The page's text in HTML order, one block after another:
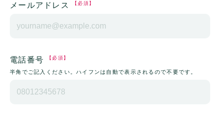
メールアドレス 【必須】
電話番号 【必須】
半角でご記入ください。ハイフンは自動で表示されるので不要です。